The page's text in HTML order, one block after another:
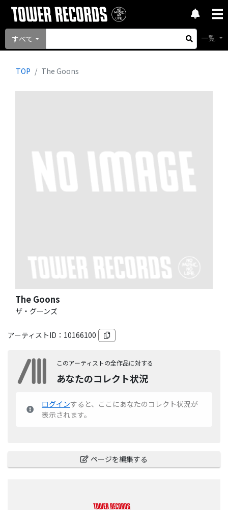
すべて 一覧
TOP The Goons
The Goons
ザ・グーンズ
アーティストID： 10166100
このアーティストの全作品に対する
あなたのコレクト状況
ログインすると、ここにあなたのコレクト状況が
表示されます。
ページを編集する